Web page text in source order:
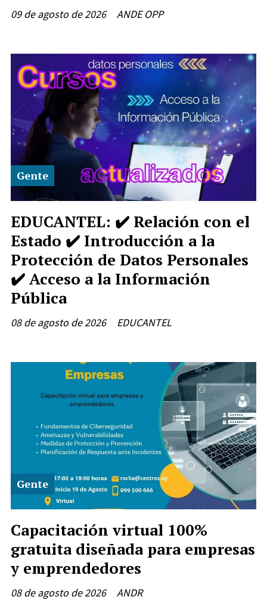
ANDE OPP
09 de agosto de 2026
EDUCANTEL: ✔️ Relación con el
Estado ✔️ Introducción a la
Protección de Datos Personales
✔️ Acceso a la Información
Pública
EDUCANTEL
Gente
08 de agosto de 2026
Capacitación virtual 100%
gratuita diseñada para empresas
y emprendedores
ANDR
Gente
08 de agosto de 2026